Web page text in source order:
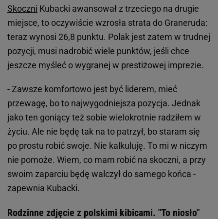
Skoczni Kubacki awansował z trzeciego na drugie
miejsce, to oczywiście wzrosła strata do Graneruda:
teraz wynosi 26,8 punktu. Polak jest zatem w trudnej
pozycji, musi nadrobić wiele punktów, jeśli chce
jeszcze myśleć o wygranej w prestiżowej imprezie.
- Zawsze komfortowo jest być liderem, mieć
przewagę, bo to najwygodniejsza pozycja. Jednak
jako ten goniący też sobie wielokrotnie radziłem w
życiu. Ale nie będę tak na to patrzył, bo staram się
po prostu robić swoje. Nie kalkuluję. To mi w niczym
nie pomoże. Wiem, co mam robić na skoczni, a przy
swoim zaparciu będę walczył do samego końca -
zapewnia Kubacki.
Rodzinne zdjęcie z polskimi kibicami. "To niosło"